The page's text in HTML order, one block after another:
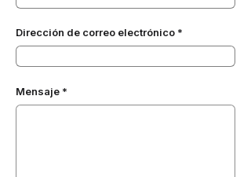
Dirección de correo electrónico
Mensaje